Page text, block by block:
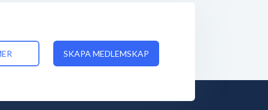
SKAPA MEDLEMSKAP